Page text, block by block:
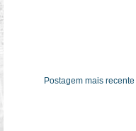
Postagem mais recente